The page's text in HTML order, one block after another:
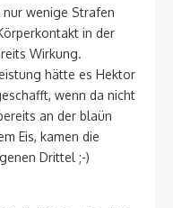
wenige Strafen
in der
Wirkung.
hätte es Hektor
wenn da nicht
an der blaün
Eis, kamen die
Drittel ;-)